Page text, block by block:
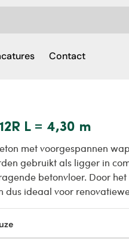
Contact
L = 4,30 m
met voorgespannen
gebruikt als ligger in
betonvloer. Door
dus ideaal voor